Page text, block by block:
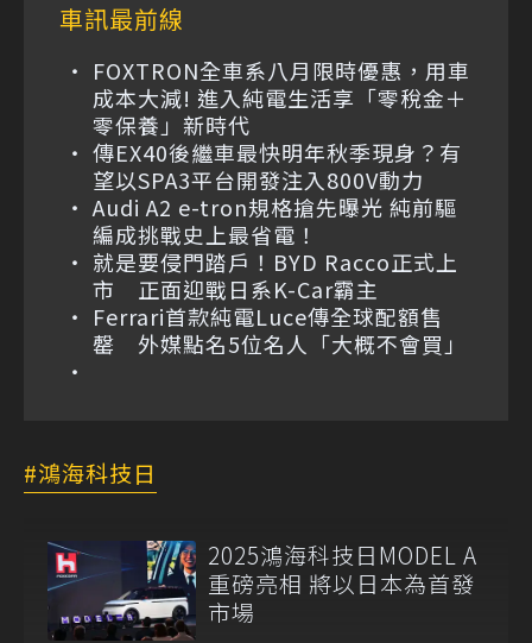
車訊最前線
FOXTRON全車系八月限時優惠，用車
成本大減! 進入純電生活享「零稅金＋
零保養」新時代
傳EX40後繼車最快明年秋季現身？有
望以SPA3平台開發注入800V動力
Audi A2 e-tron規格搶先曝光 純前驅
編成挑戰史上最省電！
就是要侵門踏戶！BYD Racco正式上
市 正面迎戰日系K-Car霸主
Ferrari首款純電Luce傳全球配額售
罄 外媒點名5位名人「大概不會買」
鴻海科技日
2025鴻海科技日MODEL A
重磅亮相 將以日本為首發
市場